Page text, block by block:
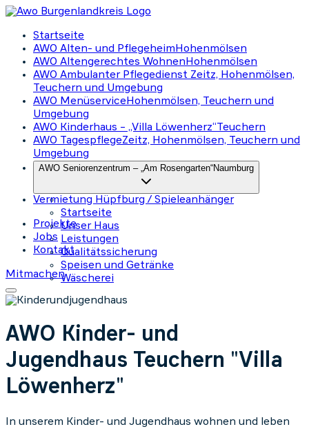
Startseite
AWO Alten- und Pflegeheim Hohenmölsen
AWO Altengerechtes Wohnen Hohenmölsen
AWO Ambulanter Pflegedienst Zeitz, Hohenmölsen,
Teuchern und Umgebung
AWO MenüserviceHohenmölsen, Teuchern und
Umgebung
AWO Kinderhaus – „Villa Löwenherz“Teuchern
AWO TagespflegeZeitz, Hohenmölsen, Teuchern und
Umgebung
AWO Seniorenzentrum – „Am Rosengarten“Naumburg
Startseite
Unser Haus
Leistungen
Qualitätssicherung
Speisen und Getränke
Wäscherei
Vermietung Hüpfburg / Spieleanhänger
Projekte
Jobs
Kontakt
Mitmachen
AWO Kinder- und
Jugendhaus Teuchern "Villa
Löwenherz"
In unserem Kinder- und Jugendhaus wohnen und leben